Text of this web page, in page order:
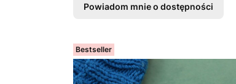
Powiadom mnie o dostępności
Bestseller